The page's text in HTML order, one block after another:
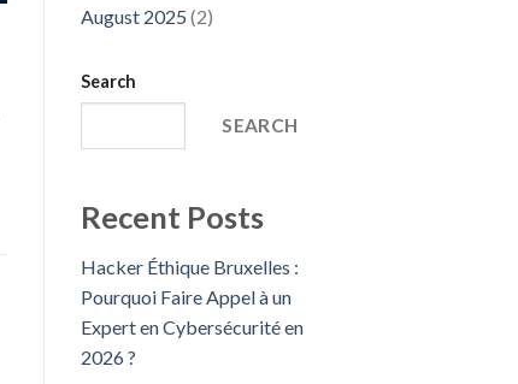
August 2025 (2)
Search
SEARCH
Recent Posts
Hacker Éthique Bruxelles :
Pourquoi Faire Appel à un
Expert en Cybersécurité en
2026 ?